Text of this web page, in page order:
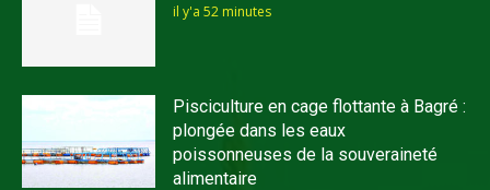
il y'a 52 minutes
Pisciculture en cage flottante à Bagré :
plongée dans les eaux
poissonneuses de la souveraineté
alimentaire